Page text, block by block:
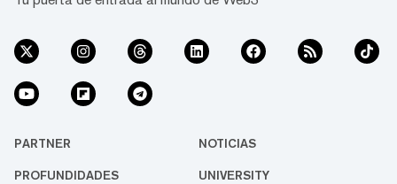
PARTNER NOTICIAS
PROFUNDIDADES UNIVERSITY